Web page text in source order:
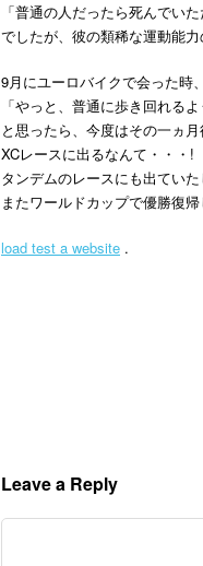
「普通の人だったら死んでい
でしたが、彼の類稀な運動能力
9月にユーロバイクで会った時、
「やっと、普通に歩き回れる
と思ったら、今度はその一ヵ
XCレースに出るなんて・・・
タンデムのレースにも出てい
またワールドカップで優勝復
load test a website .
Leave a Reply